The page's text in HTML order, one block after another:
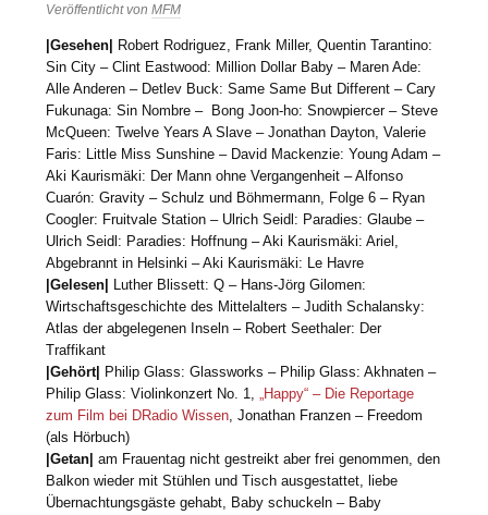
Veröffentlicht vonMFM
|Gesehen|
Robert Rodriguez, Frank Miller, Quentin Tarantino:
Sin City – Clint Eastwood: Million Dollar Baby – Maren Ade:
Alle Anderen – Detlev Buck: Same Same But Different – Cary
Fukunaga: Sin Nombre – Bong Joon-ho: Snowpiercer – Steve
McQueen: Twelve Years A Slave – Jonathan Dayton, Valerie
Faris: Little Miss Sunshine – David Mackenzie: Young Adam –
Aki Kaurismäki: Der Mann ohne Vergangenheit – Alfonso
Cuarón: Gravity – Schulz und Böhmermann, Folge 6 – Ryan
Coogler: Fruitvale Station – Ulrich Seidl: Paradies: Glaube –
Ulrich Seidl: Paradies: Hoffnung – Aki Kaurismäki: Ariel,
Abgebrannt in Helsinki – Aki Kaurismäki: Le Havre
|Gelesen|
Luther Blissett: Q – Hans-Jörg Gilomen:
Wirtschaftsgeschichte des Mittelalters – Judith Schalansky:
Atlas der abgelegenen Inseln – Robert Seethaler: Der
Traffikant
|Gehört| Philip Glass: Glassworks – Philip Glass: Akhnaten –
Philip Glass: Violinkonzert No. 1,„Happy“ – Die Reportage
zum Film bei DRadio Wissen, Jonathan Franzen – Freedom
(als Hörbuch)
|Getan|am Frauentag nicht gestreikt aber frei genommen, den
Balkon wieder mit Stühlen und Tisch ausgestattet, liebe
Übernachtungsgäste gehabt, Baby schuckeln – Baby